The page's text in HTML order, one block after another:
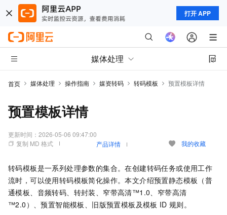
打开 APP
媒体处理
首页 媒体处理 操作指南 媒资转码 转码模板 预置模板详情
预置模板详情
更新时间： 2026-05-06 09:47:00
复制 MD 格式
产品详情 我的收藏
转码模板是一系列处理参数的集合。在创建转码任务或使用工作
流时，可以使用转码模板简化操作。本文介绍预置静态模板（普
通模板、音频转码、转封装、窄带高清™1.0、窄带高清
™2.0）、预置智能模板、旧版预置模板及模板 ID 规则。